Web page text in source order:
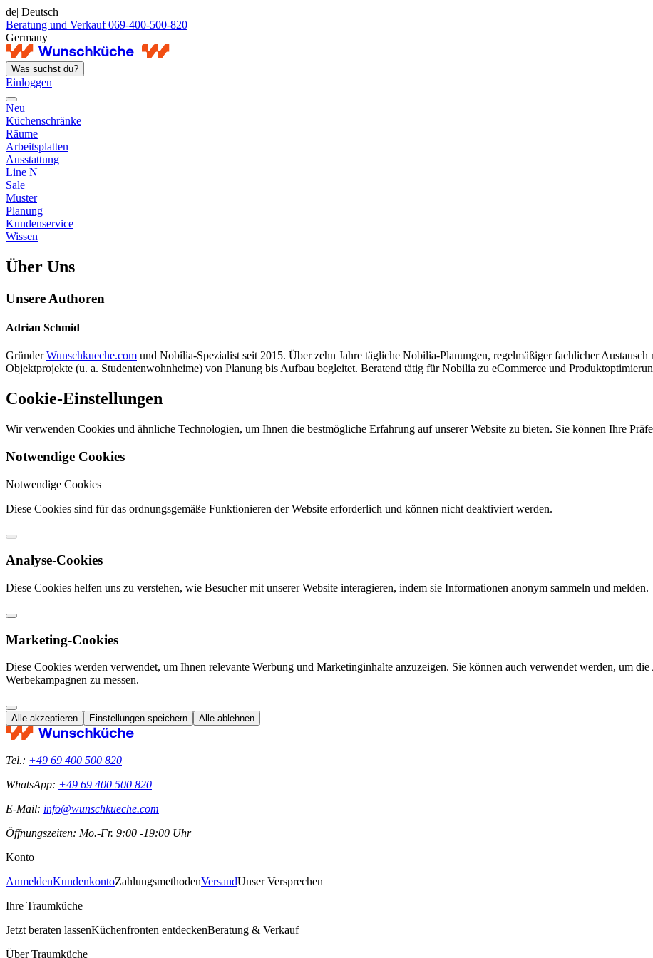
de| Deutsch
Beratung und Verkauf 069-400-500-820
Germany
Was suchst du?
Einloggen
Neu
Küchenschränke
Räume
Arbeitsplatten
Ausstattung
Line N
Sale
Muster
Planung
Kundenservice
Wissen
Über Uns
Unsere Authoren
Adrian Schmid
GründerWunschkueche.com und Nobilia-Spezialist seit 2015. Über zehn Jahre tägliche Nobilia-Planungen, regelmäßiger fachlicher
Objektprojekte (u. a. Studentenwohnheime) von Planung bis Aufbau begleitet. Beratend tätig für Nobilia zu eCommerce und
Cookie-Einstellungen
Wir verwenden Cookies und ähnliche Technologien, um Ihnen die bestmögliche Erfahrung auf unserer Website zu bieten. Sie können Ihre
Notwendige Cookies
Notwendige Cookies
Diese Cookies sind für das ordnungsgemäße Funktionieren der Website erforderlich und können nicht deaktiviert werden.
Analyse-Cookies
Diese Cookies helfen uns zu verstehen, wie Besucher mit unserer Website interagieren, indem sie Informationen anonym sammeln und melden.
Marketing-Cookies
Diese Cookies werden verwendet, um Ihnen relevante Werbung und Marketinginhalte anzuzeigen. Sie können auch verwendet werden, um
Werbekampagnen zu messen.
Alle akzeptieren Einstellungen speichern Alle ablehnen
Tel.: +49 69 400 500 820
WhatsApp: +49 69 400 500 820
E-Mail: info@wunschkueche.com
Öffnungszeiten: Mo.-Fr. 9:00 -19:00 Uhr
Konto
AnmeldenKundenkontoZahlungsmethodenVersandUnser Versprechen
Ihre Traumküche
Jetzt beraten lassenKüchenfronten entdeckenBeratung & Verkauf
Über Traumküche